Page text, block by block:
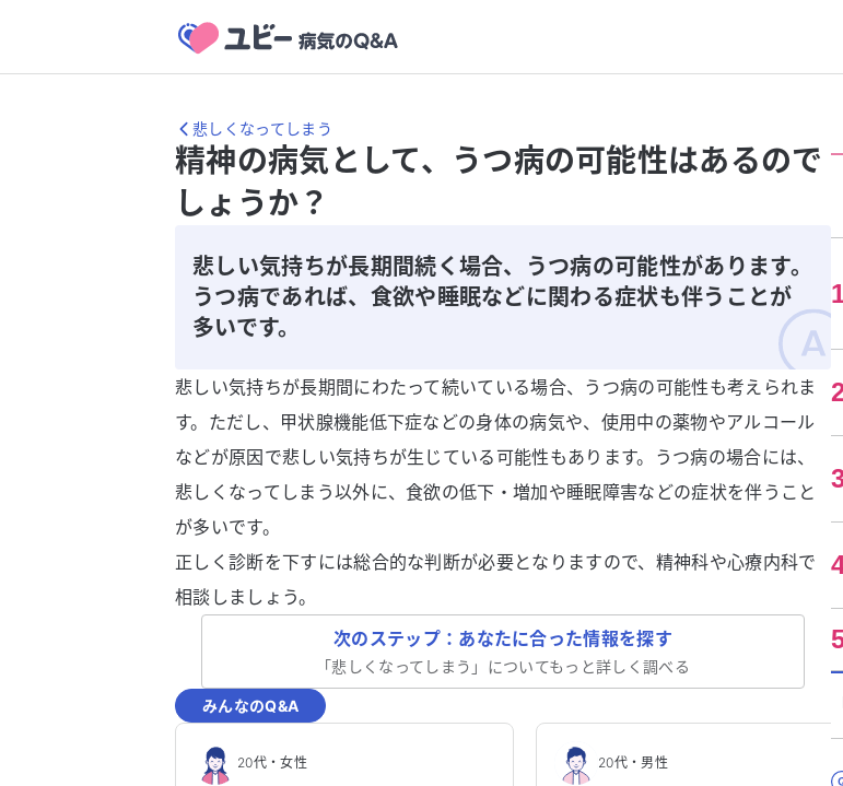
悲しくなってしまう
精神の病気として、うつ病の可能性はあるので
しょうか？
悲しい気持ちが長期間続く場合、うつ病の可能性があります。
うつ病であれば、食欲や睡眠などに関わる症状も伴うことが
多いです。
悲しい気持ちが長期間にわたって続いている場合、うつ病の可能性も考えられま
す。ただし、甲状腺機能低下症などの身体の病気や、使用中の薬物やアルコール
などが原因で悲しい気持ちが生じている可能性もあります。うつ病の場合には、
悲しくなってしまう以外に、食欲の低下・増加や睡眠障害などの症状を伴うこと
が多いです。
正しく診断を下すには総合的な判断が必要となりますので、精神科や心療内科で
相談しましょう。
次のステップ：あなたに合った情報を探す
「悲しくなってしまう 」についてもっと詳しく調べる
みんなのQ&A
20代・女性 20代・男性